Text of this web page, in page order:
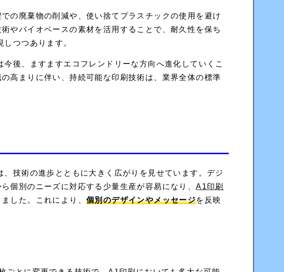
の廃棄物の削減や、使い捨てプラスチックの使用を避け
やバイオベースの素材を活用することで、耐久性を保ち
つつあります。
後、ますますエコフレンドリーな方向へ進化していくこ
高まりに伴い、持続可能な印刷技術は、業界全体の標準
技術の進歩とともに大きく広がりを見せています。デジ
個別のニーズに対応する少量生産が容易になり、A1印刷
した。これにより、 個別のデザインやメッセージを反映